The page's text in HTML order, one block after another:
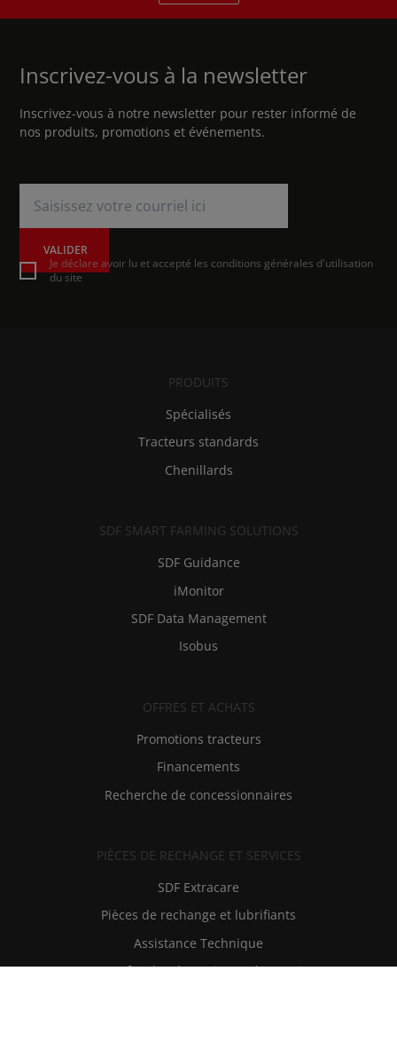
Inscrivez-vous à la newsletter
Inscrivez-vous à notre newsletter pour rester informé de
nos produits, promotions et événements.
VALIDER
Je déclare avoir lu et accepté les conditions générales d'utilisation
du site
PRODUITS
Spécialisés
Tracteurs standards
Chenillards
SDF SMART FARMING SOLUTIONS
SDF Guidance
iMonitor
SDF Data Management
Isobus
OFFRES ET ACHATS
Promotions tracteurs
Financements
Recherche de concessionnaires
PIÈCES DE RECHANGE ET SERVICES
SDF Extracare
Pièces de rechange et lubrifiants
Assistance Technique
RMI - Infos de Réparation et d'Entretien